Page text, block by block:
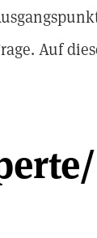
Auf